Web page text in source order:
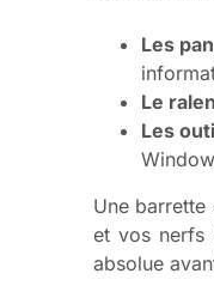
Les
Le
Les
Une
et vos nerfs
absolue